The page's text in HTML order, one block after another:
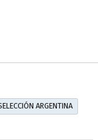
ARGENTINA